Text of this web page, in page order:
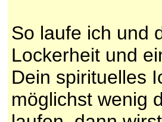
So laufe ich und
Lockerheit und
Dein spirituelles
möglichst wenig